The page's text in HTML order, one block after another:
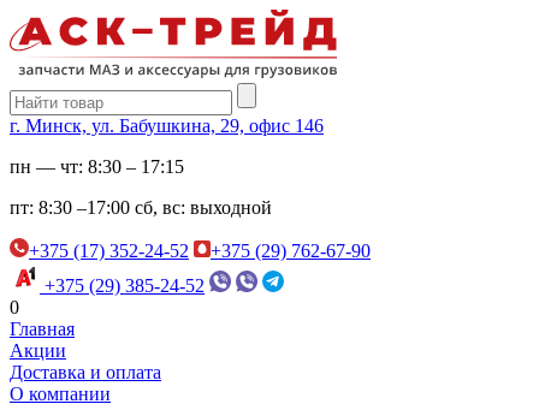
г. Минск, ул. Бабушкина, 29, офис 146
пн — чт: 8:30 – 17:15
пт: 8:30 –17:00 сб, вс: выходной
+375 (17) 352-24-52
+375 (29) 762-67-90
+375 (29) 385-24-52
0
Главная
Акции
Доставка и оплата
О компании